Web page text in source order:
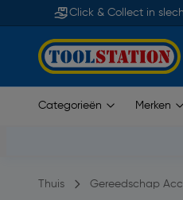
Click & Collect in
Categorieën Merken
Thuis Gereedschap